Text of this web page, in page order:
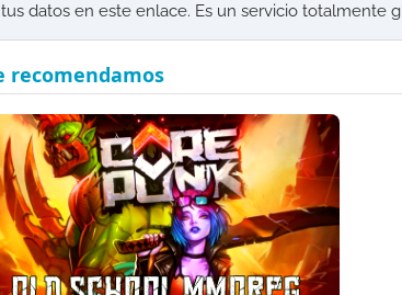
tus datos en este enlace. Es un servicio totalmente